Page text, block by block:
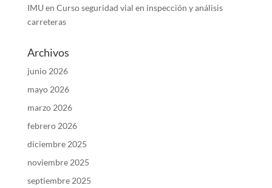
IMU en Curso seguridad vial en inspección y análisis
carreteras
Archivos
junio 2026
mayo 2026
marzo 2026
febrero 2026
diciembre 2025
noviembre 2025
septiembre 2025